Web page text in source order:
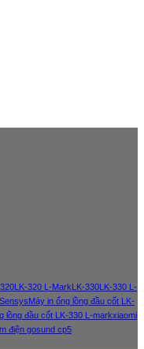
LK-320 L-MarkLK-330LK-330 L-
Máy in ống lồng đầu cốt LK-
lồng đầu cốt LK-330 L-markxiaomi
điện gosund cp5